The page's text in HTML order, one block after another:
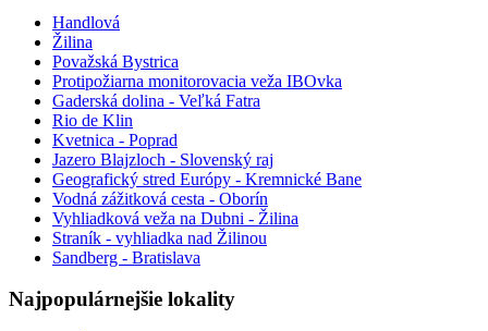
Handlová
Žilina
Považská Bystrica
Protipožiarna monitorovacia veža IBOvka
Gaderská dolina - Veľká Fatra
Rio de Klin
Kvetnica - Poprad
Jazero Blajzloch - Slovenský raj
Geografický stred Európy - Kremnické Bane
Vodná zážitková cesta - Oborín
Vyhliadková veža na Dubni - Žilina
Straník - vyhliadka nad Žilinou
Sandberg - Bratislava
Najpopulárnejšie lokality